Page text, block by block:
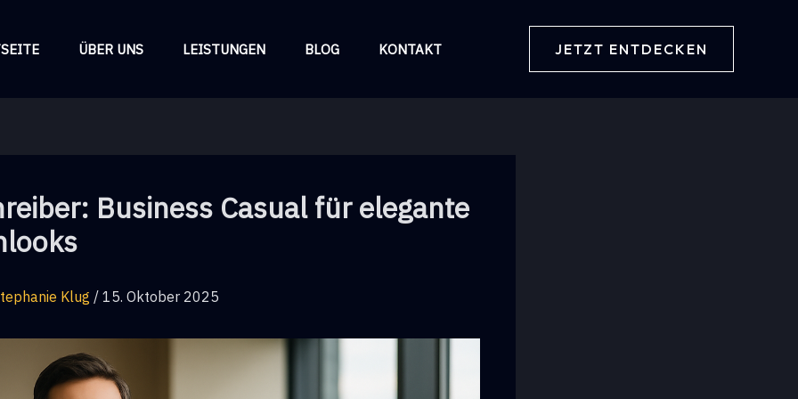
ÜBER UNS LEISTUNGEN BLOG KONTAKT JETZT ENTDECKEN
Business Casual für elegante
Klug / 15. Oktober 2025